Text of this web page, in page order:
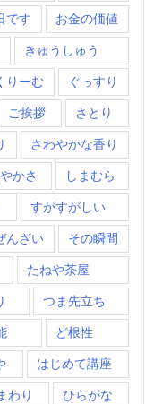
です お金の価値
きゅうしゅう
りーむ ぐっすり
ご挨拶 さとり
さわやかな香り
かさ しまむら
すがすがしい
んざい その瞬間
たねや茶屋
つま先立ち
ど根性
はじめて講座
わり ひらがな